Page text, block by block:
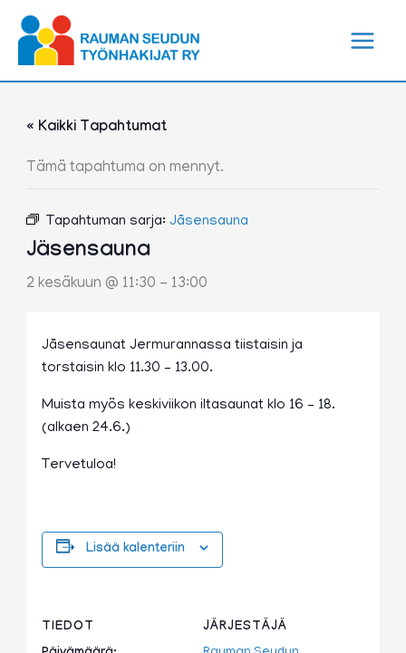
sisältöön
« Kaikki Tapahtumat
Tämä tapahtuma on mennyt.
Tapahtuman sarja:Jäsensauna
Jäsensauna
2 kesäkuun @ 11:30 - 13:00
Jäsensaunat Jermurannassa tiistaisin ja
torstaisin klo 11.30 – 13.00.
Muista myös keskiviikon iltasaunat klo 16 – 18.
(alkaen 24.6.)
Tervetuloa!
Lisää kalenteriin
TIEDOT
JÄRJESTÄJÄ